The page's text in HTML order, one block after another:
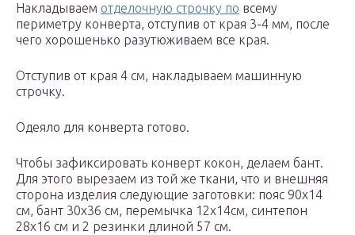
Накладываем отделочную строчку по всему
периметру конверта, отступив от края 3-4 мм, после
чего хорошенько разутюживаем все края.
Отступив от края 4 см, накладываем машинную
строчку.
Одеяло для конверта готово.
Чтобы зафиксировать конверт кокон, делаем бант.
Для этого вырезаем из той же ткани, что и внешняя
сторона изделия следующие заготовки: пояс 90х14
см, бант 30х36 см, перемычка 12х14см, синтепон
28х16 см и 2 резинки длиной 57 см.